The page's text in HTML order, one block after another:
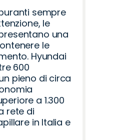
sempre
le
una
le
Hyundai
600
pieno di circa
a 1.300
rete di
in Italia e